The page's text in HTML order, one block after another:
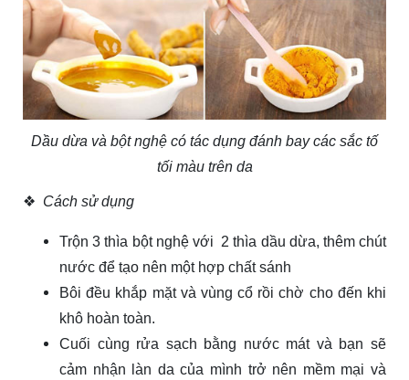
Dầu dừa và bột nghệ có tác dụng đánh bay các sắc tố
tối màu trên da
❖ Cách sử dụng
Trộn 3 thìa bột nghệ với 2 thìa dầu dừa, thêm chút
nước để tạo nên một hợp chất sánh
Bôi đều khắp mặt và vùng cổ rồi chờ cho đến khi
khô hoàn toàn.
Cuối cùng rửa sạch bằng nước mát và bạn sẽ
cảm nhận làn da của mình trở nên mềm mại và